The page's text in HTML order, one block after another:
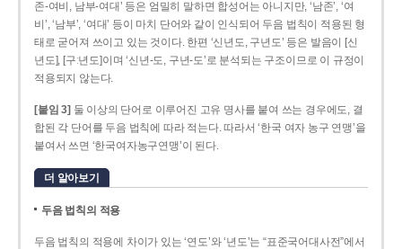
존­-여비, 남부-­여대’ 등은 엄밀히 말하면 합성어는 아니지만, ‘남존’, ‘여
비’, ‘남부’, ‘여대’ 등이 마치 단어와 같이 인식되어 두음 법칙이 적용된 형
태로 굳어져 쓰이고 있는 것이다. 한편 ‘신년도, 구년도’ 등은 발음이 [신
년도], [구ː년도]이며 ‘신년­-도, 구년-­도’로 분석되는 구조이므로 이 규정이
적용되지 않는다.
[붙임 3] 둘 이상의 단어로 이루어진 고유 명사를 붙여 쓰는 경우에도, 결
합된 각 단어를 두음 법칙에 따라 적는다. 따라서 ‘한국 여자 농구 연맹’을
붙여서 쓰면 ‘한국여자농구연맹’이 된다.
더 알아보기
두음 법칙의 적용
두음 법칙의 적용에 차이가 있는 ‘연도’와 ‘년도’는 “표준국어대사전”에서